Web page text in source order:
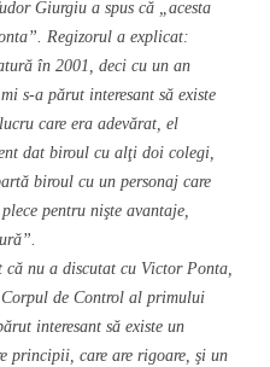
Giurgiu a spus că „acesta
Regizorul a explicat:
în 2001, deci cu un an
s-a părut interesant să existe
care era adevărat, el
dat biroul cu alţi doi colegi,
biroul cu un personaj care
pentru nişte avantaje,
nu a discutat cu Victor Ponta,
de Control al primului
interesant să existe un
principii, care are rigoare, şi un